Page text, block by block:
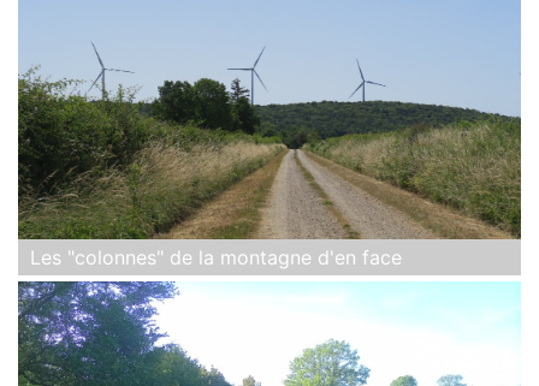
Les "colonnes" de la montagne d'en face